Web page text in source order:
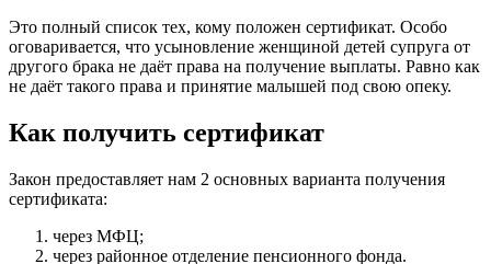
Это полный список тех, кому положен сертификат. Особо
оговаривается, что усыновление женщиной детей супруга от
другого брака не даёт права на получение выплаты. Равно как
не даёт такого права и принятие малышей под свою опеку.
Как получить сертификат
Закон предоставляет нам 2 основных варианта получения
сертификата:
через МФЦ;
через районное отделение пенсионного фонда.